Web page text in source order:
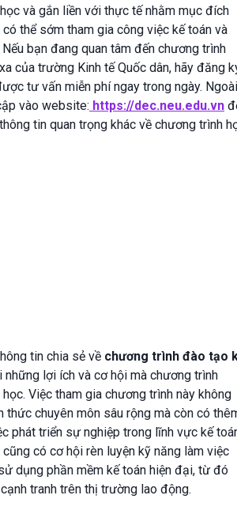
và gắn liền với thực tế nhằm mục đích
thể sớm tham gia công việc kế toán và
bạn đang quan tâm đến chương trình
của trường Kinh tế Quốc dân, hãy đăng
tư vấn miễn phí ngay trong ngày. Ngoài
vào website: https://dec.neu.edu.vn
tin quan trọng khác về chương trình
tin chia sẻ về chương trình đào tạo
những lợi ích và cơ hội mà chương trình
Việc tham gia chương trình này không
thức chuyên môn sâu rộng mà còn có
phát triển sự nghiệp trong lĩnh vực kế
có cơ hội rèn luyện kỹ năng làm việc
dụng phần mềm kế toán hiện đại, từ đó
tranh trên thị trường lao động.